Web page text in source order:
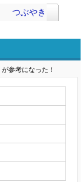
つぶやき